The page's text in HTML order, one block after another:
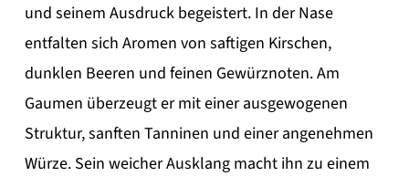
und seinem Ausdruck begeistert. In der Nase
entfalten sich Aromen von saftigen Kirschen,
dunklen Beeren und feinen Gewürznoten. Am
Gaumen überzeugt er mit einer ausgewogenen
Struktur, sanften Tanninen und einer angenehmen
Würze. Sein weicher Ausklang macht ihn zu einem